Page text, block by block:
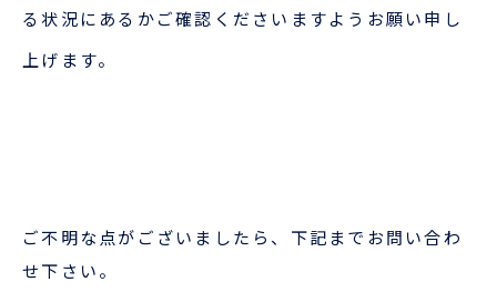
お役立ち資料
る状況にあるかご確認くださいますようお願い申し
上げます。
ご不明な点がございましたら、下記までお問い合わ
せ下さい。